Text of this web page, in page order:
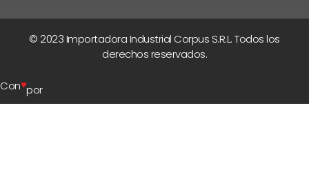
© 2023 Importadora Industrial Corpus S.R.L. Todos los
derechos reservados.
Con♥por